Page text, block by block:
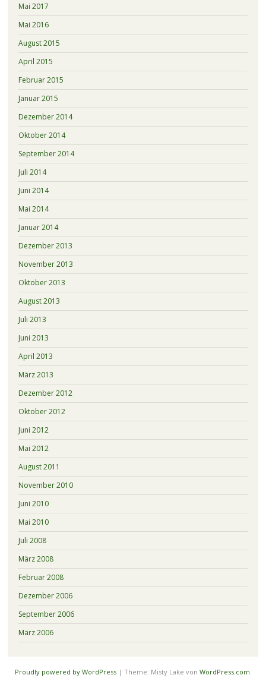
Mai 2017
Mai 2016
August 2015
April 2015
Februar 2015
Januar 2015
Dezember 2014
Oktober 2014
September 2014
Juli 2014
Juni 2014
Mai 2014
Januar 2014
Dezember 2013
November 2013
Oktober 2013
August 2013
Juli 2013
Juni 2013
April 2013
März 2013
Dezember 2012
Oktober 2012
Juni 2012
Mai 2012
August 2011
November 2010
Juni 2010
Mai 2010
Juli 2008
März 2008
Februar 2008
Dezember 2006
September 2006
März 2006
Proudly powered by WordPress | Theme: Misty Lake von WordPress.com.